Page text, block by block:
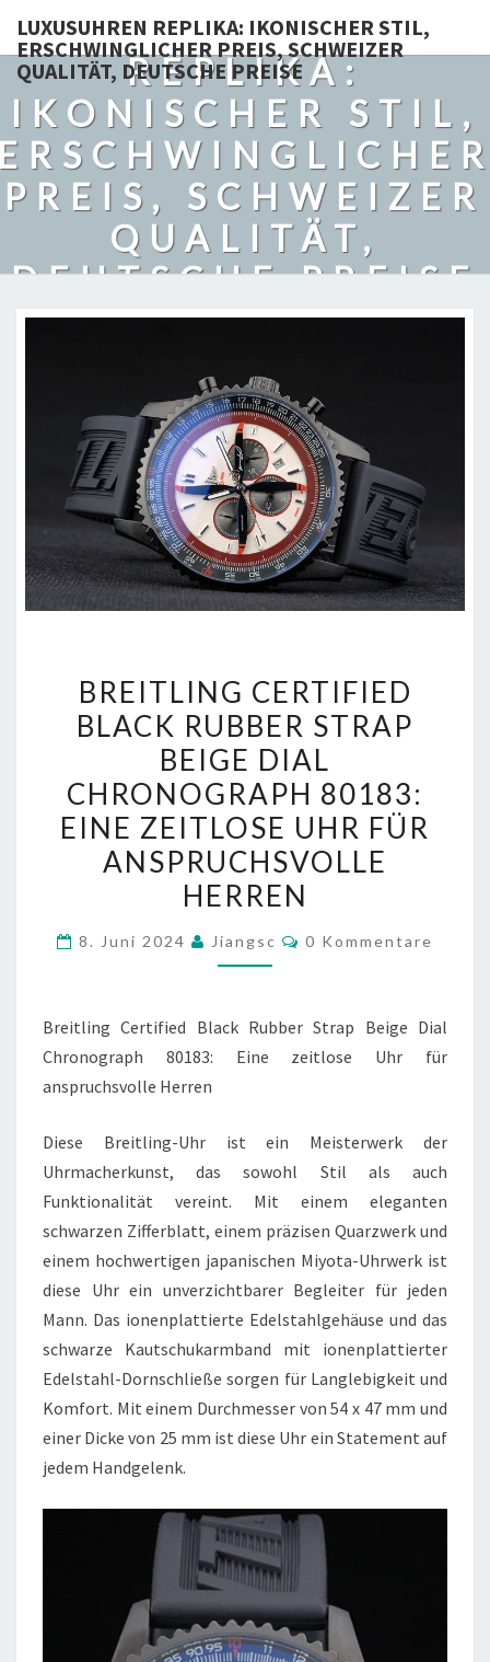
LUXUSUHREN REPLIKA: IKONISCHER STIL,
ERSCHWINGLICHER PREIS, SCHWEIZER
QUALITÄT, DEUTSCHE PREISE
LUXUSUHREN
REPLIKA:
IKONISCHER STIL,
PREIS, SCHWEIZER
QUALITÄT,
DEUTSCHE PREISE
CERTIFIED
BLACK
RUBBER
STRAP
BEIGE
DIAL
CHRONOGRAPH
80183:
EINE
ZEITLOSE
FÜR
ANSPRUCHSVOLLE
BREITLING CERTIFIED
BLACK RUBBER STRAP
BEIGE DIAL
CHRONOGRAPH 80183:
EINE ZEITLOSE UHR FÜR
ANSPRUCHSVOLLE
HERREN
8. Juni 2024 Jiangsc Kommentare
0 Kommentare
Breitling Certified Black Rubber Strap Beige Dial
Chronograph 80183: Eine zeitlose Uhr für
anspruchsvolle Herren
Diese Breitling-Uhr ist ein Meisterwerk der
Uhrmacherkunst, das sowohl Stil als auch
Funktionalität vereint. Mit einem eleganten
schwarzen Zifferblatt, einem präzisen Quarzwerk und
einem hochwertigen japanischen Miyota-Uhrwerk ist
diese Uhr ein unverzichtbarer Begleiter für jeden
Mann. Das ionenplattierte Edelstahlgehäuse und das
schwarze Kautschukarmband mit ionenplattierter
Edelstahl-Dornschließe sorgen für Langlebigkeit und
Komfort. Mit einem Durchmesser von 54 x 47 mm und
einer Dicke von 25 mm ist diese Uhr ein Statement auf
jedem Handgelenk.